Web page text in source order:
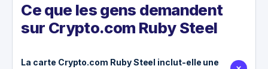
Ce que les gens demandent
sur Crypto.com Ruby Steel
La carte Crypto.com Ruby Steel inclut-elle une